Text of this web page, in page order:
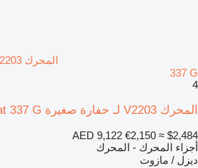
337 G
4
المحرك V2203 لـ حفارة صغيرة Bobcat 337 G
AED 9,122 €2,150 ≈ $2,484
أجزاء المحرك - المحرك
ديزل / مازوت